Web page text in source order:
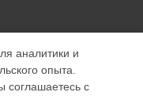
аналитики и
опыта.
соглашаетесь с